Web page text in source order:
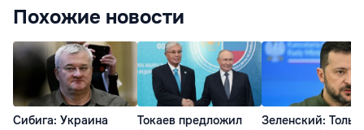
Похожие новости
Сибига: Украина
Токаев предложил
Зеленский: